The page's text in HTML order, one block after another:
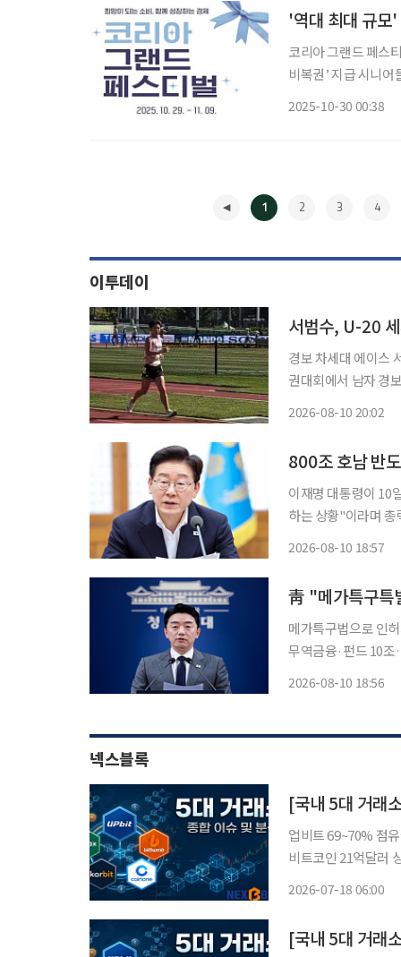
'역대 최대 규모
코리아 그랜드 페스
비복권’ 지급 시니어들의 장바구니 부담을 덜어줄 ‘한국판 블랙프라이데이’가 열렸다. 30일
2025-10-30 00:38
1 2 3 4
이투데이
서범수, U-20
경보 차세대 에이스
권대회에서 남자 경보 5000ｍ
2026-08-10 20:02
800조 호남 반
이재명 대통령이 10
하는 상황"이라며 총
2026-08-10 18:57
메가특구법으로 인
무역금융·펀드 10조…중소·중
2026-08-10 18:56
넥스블록
[국내 5대 거래
업비트 69~70% 점
비트코인 21억달러 상
2026-07-18 06:00
[국내 5대 거래